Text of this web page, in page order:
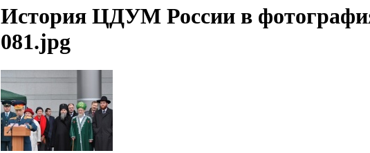
История ЦДУМ России в
081.jpg